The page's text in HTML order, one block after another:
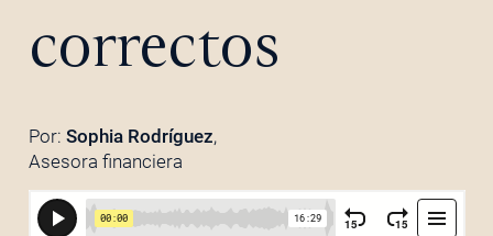
correctos
Por: Sophia Rodríguez,
Asesora financiera